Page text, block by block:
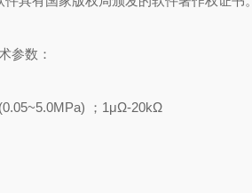
参数：
；1μΩ-20kΩ